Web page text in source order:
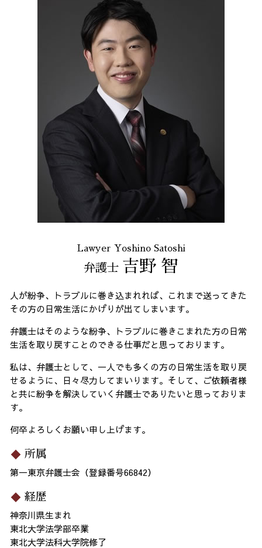
Lawyer Yoshino Satoshi
弁護士 吉野 智
人が紛争、トラブルに巻き込まれれば、これまで送ってきた
その方の日常生活にかげりが出てしまいます。
弁護士はそのような紛争、トラブルに巻きこまれた方の日常
生活を取り戻すことのできる仕事だと思っております。
私は、弁護士として、一人でも多くの方の日常生活を取り戻
せるように、日々尽力してまいります。そして、ご依頼者様
と共に紛争を解決していく弁護士でありたいと思っておりま
す。
何卒よろしくお願い申し上げます。
所属
第一東京弁護士会（登録番号66842）
経歴
神奈川県生まれ
東北大学法学部卒業
東北大学法科大学院修了